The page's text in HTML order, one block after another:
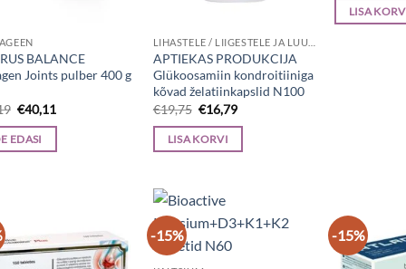
BALANCE
Joints pulber 400 g
Algne
hind
oli:
€47,19.
€40,11
EDASI
APTIEKAS PRODUKCIJA
Glükoosamiin kondroitiiniga
kõvad želatiinkapslid N100
€19,75 Algne
hind
oli:
€19,75.
€16,79Current
LISA KORVI
oli:
LISA
-15% -15%